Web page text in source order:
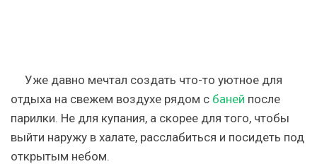
Уже давно мечтал создать что-то уютное для
отдыха на свежем воздухе рядом с баней после
парилки. Не для купания, а скорее для того, чтобы
выйти наружу в халате, расслабиться и посидеть под
открытым небом.